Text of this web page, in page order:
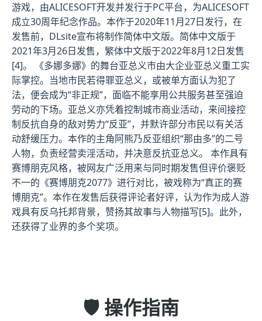
游戏，由ALICESOFT开发并发行于PC平台，为ALICESOFT
成立30周年纪念作品。本作于2020年11月27日发行，在
发售前，DLsite宣布将制作简体中文版。简体中文版于
2021年3月26日发售，繁体中文版于2022年8月12日发售
[4]。 《多娜多娜》的舞台亚总义市由大企业亚总义重工实
际掌控。当地市民若得罪亚总义，或被单方面认为犯了
法，便会成为“非正规”，面临不能享用公共服务甚至强迫
劳动的下场。亚总义亦凭着控制城市商业活动，来间接控
制反抗自身的敌对势力“反亚”，并默许部分市民以有关活
动舒缓压力。本作的主角阿熊乃反亚组织“那由多”的二号
人物，负责经营卖淫活动，并决意反抗亚总义。 本作具有
赛博朋克风格，被网友广泛用来与同时期发售但评价褒贬
不一的《赛博朋克2077》进行对比，被戏称为“真正的赛
博朋克”。本作在发售后获得评论者好评，认为作为成人游
戏具有反乌托邦背景，赞扬其故事与人物描写[5]。此外，
还获得了业界的多个奖项。
🛡️ 操作指南